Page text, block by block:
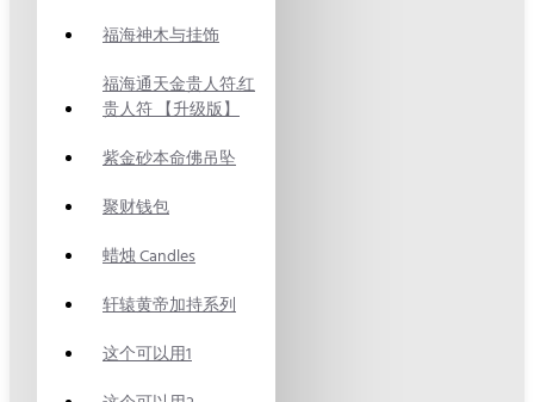
福海神木与挂饰
福海通天金贵人符.红
贵人符 【升级版】
紫金砂本命佛吊坠
聚财钱包
蜡烛 Candles
轩辕黄帝加持系列
这个可以用1